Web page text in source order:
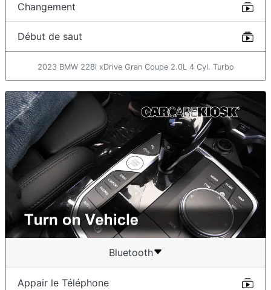
Changement
Début de saut
2023 BMW 228i xDrive Gran Coupe 2.0L 4 Cyl. Turbo
Bluetooth
Appair le Téléphone